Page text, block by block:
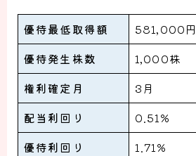
優待最低取得額
581,000円
優待発生株数
1,000株
権利確定月
3月
配当利回り
0.51%
優待利回り
1.71%